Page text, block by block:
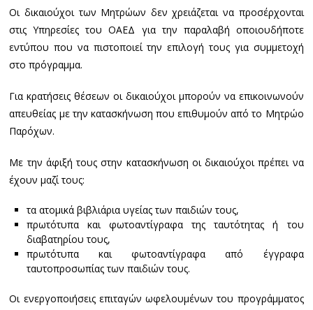
Οι δικαιούχοι των Μητρώων δεν χρειάζεται να προσέρχονται
στις Υπηρεσίες του ΟΑΕΔ για την παραλαβή οποιουδήποτε
εντύπου που να πιστοποιεί την επιλογή τους για συμμετοχή
στο πρόγραμμα.
Για κρατήσεις θέσεων οι δικαιούχοι μπορούν να επικοινωνούν
απευθείας με την κατασκήνωση που επιθυμούν από το Μητρώο
Παρόχων.
Με την άφιξή τους στην κατασκήνωση οι δικαιούχοι πρέπει να
έχουν μαζί τους:
τα ατομικά βιβλιάρια υγείας των παιδιών τους,
πρωτότυπα και φωτοαντίγραφα της ταυτότητας ή του
διαβατηρίου τους,
πρωτότυπα και φωτοαντίγραφα από έγγραφα
ταυτοπροσωπίας των παιδιών τους.
Οι ενεργοποιήσεις επιταγών ωφελουμένων του προγράμματος